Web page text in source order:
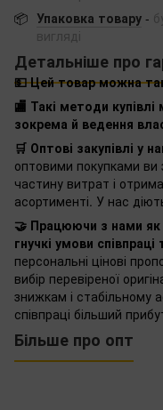
📦 Упаковка товару -
вигляді
Детальніше про
💵 Цей товар можна
🏬 Такі методи
зокрема й ведення
🛒 Оптові закупівлі у
оптовими покупками
частину витрат і
асортименті. У нас
🤝 Працюючи з нами
гнучкі умови
персональні цінові
вибір перевіреної
знижкам і стабільному
співпраці більший
Більше про опт